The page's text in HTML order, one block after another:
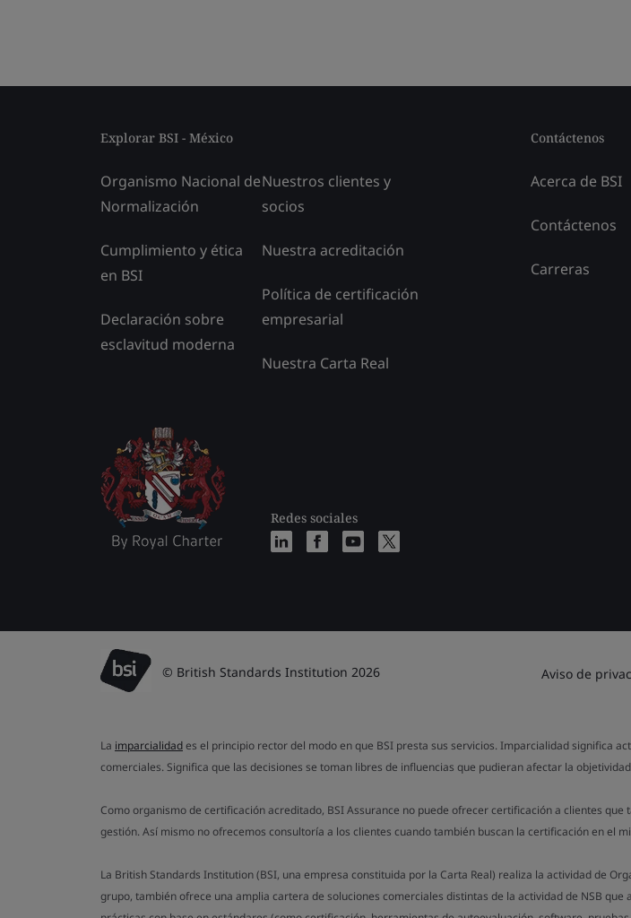
Explorar BSI - México
Organismo Nacional de
Normalización
Cumplimiento y ética
en BSI
Declaración sobre
esclavitud moderna
Nuestros clientes y
socios
Nuestra acreditación
Política de certificación
empresarial
Nuestra Carta Real
Redes sociales
Contáctenos
Acerca de BSI
Contáctenos
Carreras
© British Standards Institution 2026 Aviso de
La imparcialidades el principio rector del modo en que BSI presta sus servicios. Imparcialidad significa
comerciales. Significa que las decisiones se toman libres de influencias que pudieran afectar la
Como organismo de certificación acreditado, BSI Assurance no puede ofrecer certificación a clientes
gestión. Así mismo no ofrecemos consultoría a los clientes cuando también buscan la certificación en el
La British Standards Institution (BSI, una empresa constituida por la Carta Real) realiza la actividad de
grupo, también ofrece una amplia cartera de soluciones comerciales distintas de la actividad de NSB